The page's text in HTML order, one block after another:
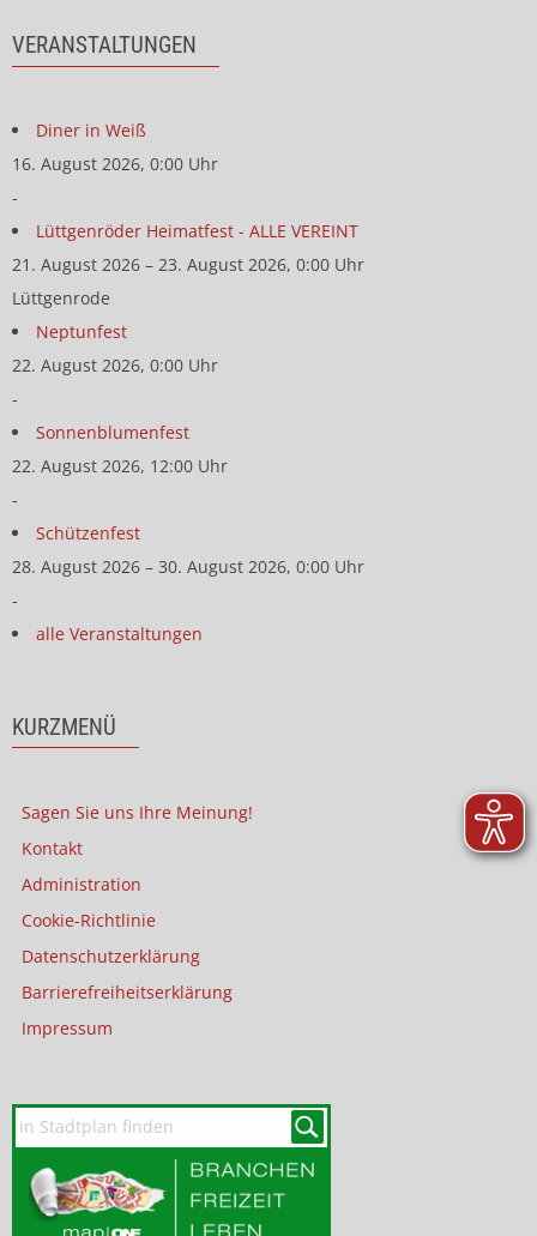
VERANSTALTUNGEN
Diner in Weiß
16. August 2026, 0:00 Uhr
-
Lüttgenröder Heimatfest - ALLE VEREINT
21. August 2026 – 23. August 2026, 0:00 Uhr
Lüttgenrode
Neptunfest
22. August 2026, 0:00 Uhr
-
Sonnenblumenfest
22. August 2026, 12:00 Uhr
-
Schützenfest
28. August 2026 – 30. August 2026, 0:00 Uhr
-
alle Veranstaltungen
KURZMENÜ
Sagen Sie uns Ihre Meinung!
Kontakt
Administration
Cookie-Richtlinie
Datenschutzerklärung
Barrierefreiheitserklärung
Impressum